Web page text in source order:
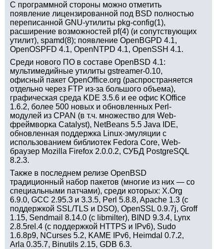
С программной стороны можно отметить
появление лицензированной под BSD полностью
переписанной GNU-утилиты pkg-config(1),
расширение возможностей pf(4) (и сопутствующих
утилит), spamd(8); появление OpenBGPD 4.1,
OpenOSPFD 4.1, OpenNTPD 4.1, OpenSSH 4.1.
Среди нового ПО в составе OpenBSD 4.1:
мультимедийные утилиты gstreamer-0.10,
офисный пакет OpenOffice.org (распространяется
отдельно через FTP из-за большого объема),
графическая среда KDE 3.5.6 и ее офис KOffice
1.6.2, более 500 новых и обновленных Perl-
модулей из CPAN (в т.ч. множество для Web-
фреймворка Catalyst), NetBeans 5.5 Java IDE,
обновленная поддержка Linux-эмуляции с
использованием библиотек Fedora Core, Web-
браузер Mozilla Firefox 2.0.0.2, СУБД PostgreSQL
8.2.3.
Также в последнем релизе OpenBSD
традиционный набор пакетов (многие из них — со
специальными патчами), среди которых: X.Org
6.9.0, GCC 2.95.3 и 3.3.5, Perl 5.8.8, Apache 1.3 (с
поддержкой SSL/TLS и DSO), OpenSSL 0.9.7j, Groff
1.15, Sendmail 8.14.0 (с libmilter), BIND 9.3.4, Lynx
2.8.5rel.4 (с поддержкой HTTPS и IPv6), Sudo
1.6.8p9, NCurses 5.2, KAME IPv6, Heimdal 0.7.2,
Arla 0.35.7, Binutils 2.15, GDB 6.3.